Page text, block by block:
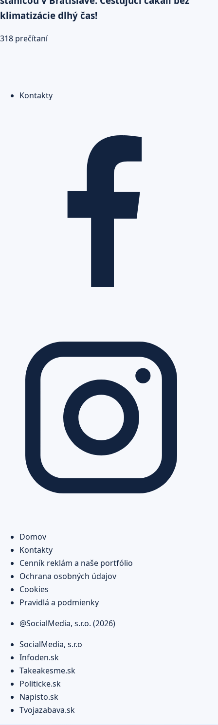
klimatizácie dlhý čas!
318 prečítaní
Kontakty
Domov
Kontakty
Cenník reklám a naše portfólio
Ochrana osobných údajov
Cookies
Pravidlá a podmienky
@SocialMedia, s.r.o. (2026)
SocialMedia, s.r.o
Infoden.sk
Takeakesme.sk
Politicke.sk
Napisto.sk
Tvojazabava.sk